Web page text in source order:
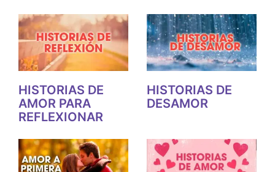
HISTORIAS DE
AMOR PARA
REFLEXIONAR
HISTORIAS DE
DESAMOR